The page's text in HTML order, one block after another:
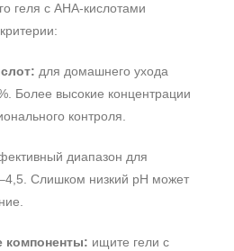
геля с AHA‑кислотами
для домашнего ухода
Более высокие концентрации
контроля.
диапазон для
Слишком низкий pH может
компоненты: ищите гели с